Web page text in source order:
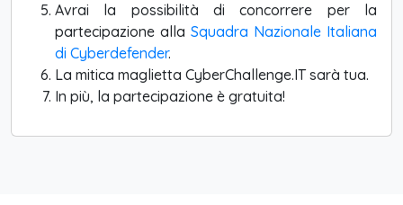
Avrai la possibilità di concorrere per la
partecipazione alla Squadra Nazionale Italiana
di Cyberdefender.
La mitica maglietta CyberChallenge.IT sarà tua.
In più, la partecipazione è gratuita!